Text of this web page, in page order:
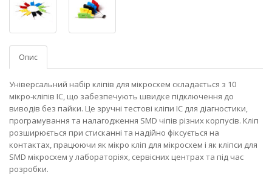
Опис
Універсальний набір кліпів для мікросхем складається з 10
мікро‑кліпів IC, що забезпечують швидке підключення до
виводів без пайки. Це зручні тестові кліпи IC для діагностики,
програмування та налагодження SMD чіпів різних корпусів. Кліп
розширюється при стисканні та надійно фіксується на
контактах, працюючи як мікро кліп для мікросхем і як кліпси для
SMD мікросхем у лабораторіях, сервісних центрах та під час
розробки.